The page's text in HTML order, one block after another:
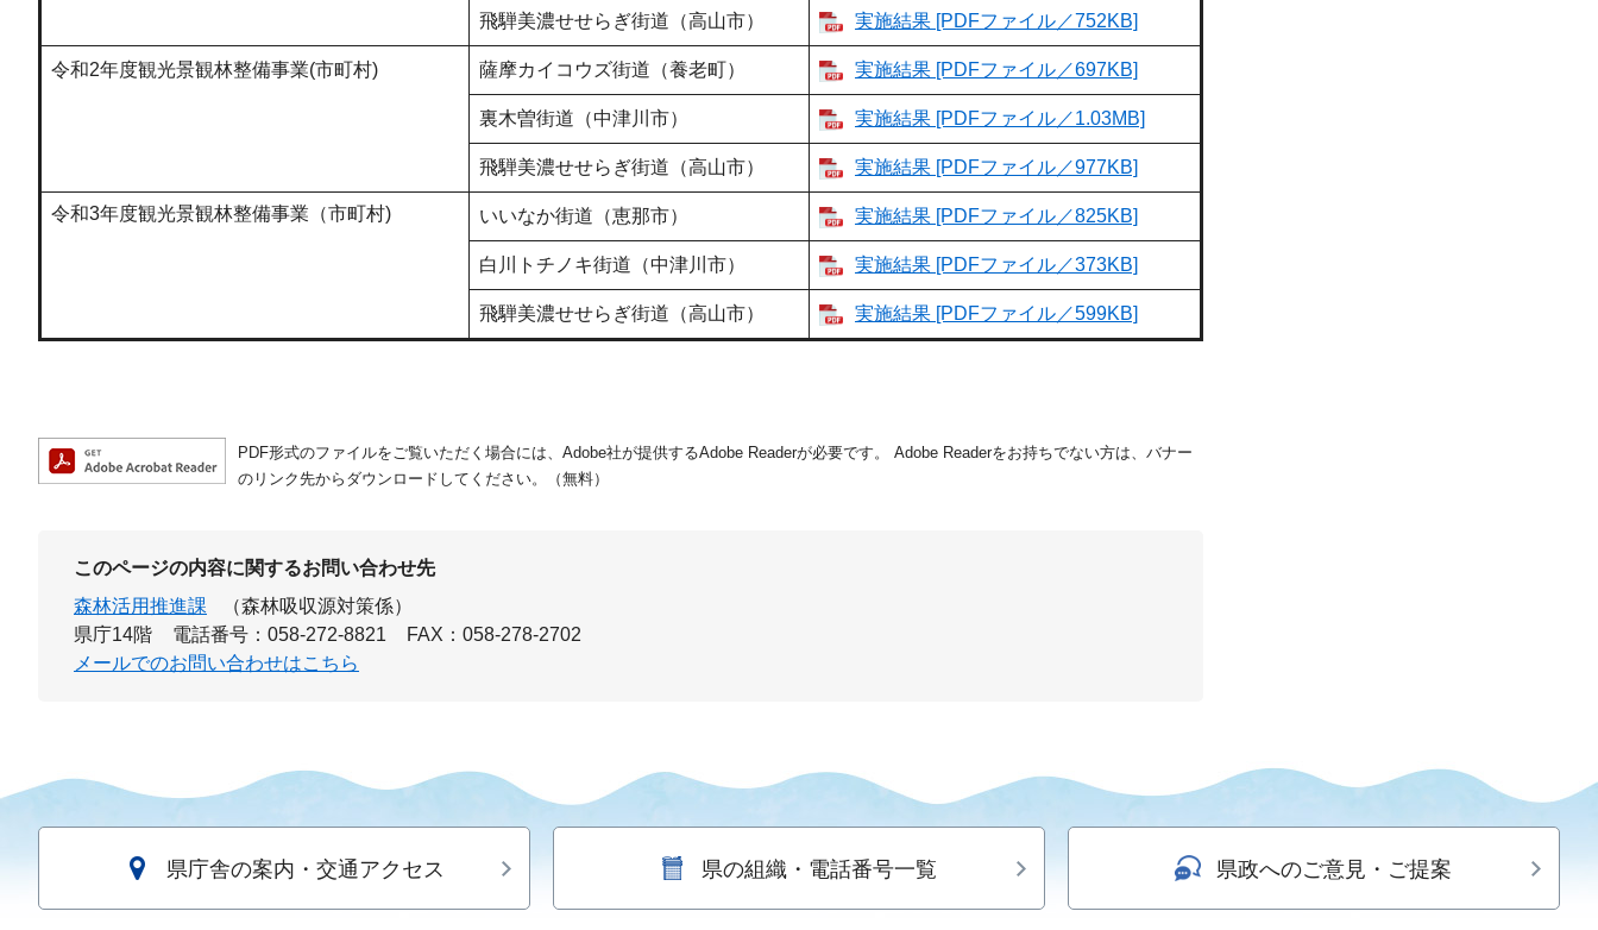
飛騨美濃せせらぎ街道（高山市） 実施結果 [PDFファイル／752KB]
令和2年度観光景観林整備事業(市町村) 薩摩カイコウズ街道（養老町） 実施結果 [PDFファイル／697KB]
裏木曽街道（中津川市） 実施結果 [PDFファイル／1.03MB]
飛騨美濃せせらぎ街道（高山市） 実施結果 [PDFファイル／977KB]
令和3年度観光景観林整備事業（市町村) いいなか街道（恵那市） 実施結果 [PDFファイル／825KB]
白川トチノキ街道（中津川市） 実施結果 [PDFファイル／373KB]
飛騨美濃せせらぎ街道（高山市） 実施結果 [PDFファイル／599KB]
PDF形式のファイルをご覧いただく場合には、Adobe社が提供するAdobe Readerが必要です。
Adobe Readerをお持ちでない方は、バナー
のリンク先からダウンロードしてください。（無料）
このページの内容に関するお問い合わせ先
森林活用推進課
（森林吸収源対策係）
県庁14階
電話番号：058-272-8821
FAX：058-278-2702
メールでのお問い合わせはこちら
県庁舎の案内・交通アクセス 県の組織・電話番号一覧 県政へのご意見・ご提案